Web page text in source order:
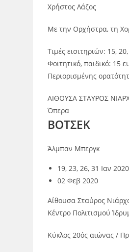
Χρήστος Λάζος
Με την Ορχήστρα, τη
Τιμές εισιτηριών: 15,
Φοιτητικό, παιδικό: 15
Περιορισμένης
ΑΙΘΟΥΣΑ ΣΤΑΥΡΟΣ
Όπερα
ΒΟΤΣΕΚ
Άλμπαν Μπεργκ
19, 23, 26, 31 Ιαν 2020
02 Φεβ 2020
Αίθουσα Σταύρος
Κέντρο Πολιτισμού
Κύκλος 20ός αιώνας /